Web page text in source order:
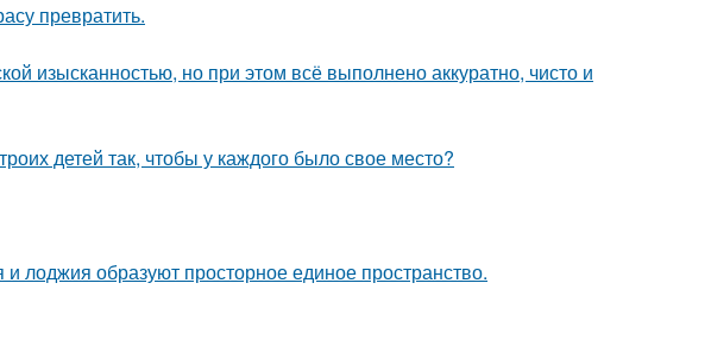
превратить.
изысканностью, но при этом всё выполнено аккуратно, чисто и
детей так, чтобы у каждого было свое место?
и лоджия образуют просторное единое пространство.